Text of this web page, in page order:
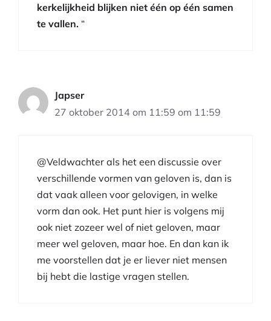
kerkelijkheid blijken niet één op één samen
te vallen. “
Japser
27 oktober 2014 om 11:59 om 11:59
@Veldwachter als het een discussie over
verschillende vormen van geloven is, dan is
dat vaak alleen voor gelovigen, in welke
vorm dan ook. Het punt hier is volgens mij
ook niet zozeer wel of niet geloven, maar
meer wel geloven, maar hoe. En dan kan ik
me voorstellen dat je er liever niet mensen
bij hebt die lastige vragen stellen.